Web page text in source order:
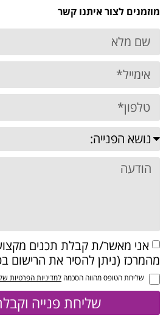
מוזמנים לצור איתנו קשר
אני מאשר/ת קבלת תכנים
מהמרכז (ניתן להסיר את הרישום
שליחת הטופס מהווה הסכמה למדיניות הפרטיות
שליחת פנייה